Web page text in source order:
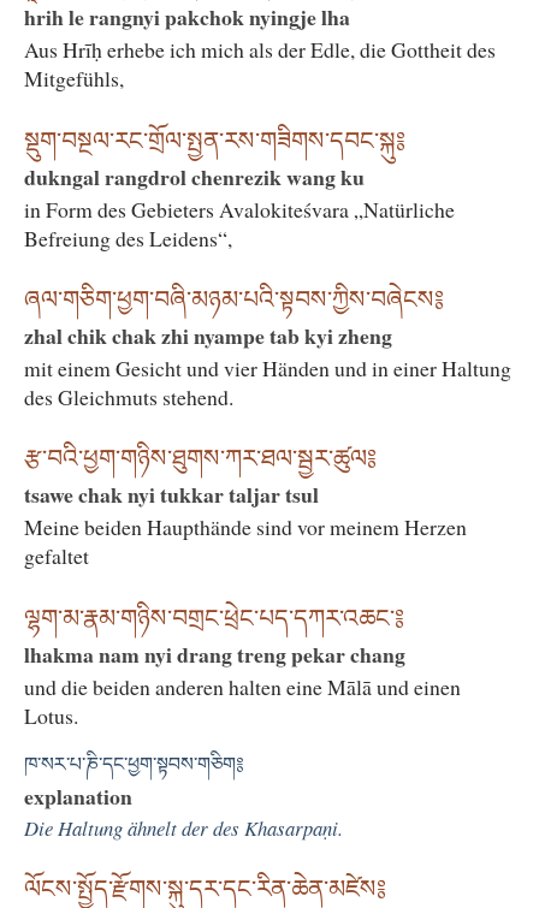
hrih le rangnyi pakchok nyingje lha
Aus Hrīḥ erhebe ich mich als der Edle, die Gottheit des
Mitgefühls,
སྡུག་བསྔལ་རང་གྲོལ་སྤྱན་རས་གཟིགས་དབང་སྐུ༔
dukngal rangdrol chenrezik wang ku
in Form des Gebieters Avalokiteśvara „Natürliche
Befreiung des Leidens“,
ཞལ་གཅིག་ཕྱག་བཞི་མཉམ་པའི་སྟབས་ཀྱིས་བཞེངས༔
zhal chik chak zhi nyampe tab kyi zheng
mit einem Gesicht und vier Händen und in einer Haltung
des Gleichmuts stehend.
རྩ་བའི་ཕྱག་གཉིས་ཐུགས་ཀར་ཐལ་སྦྱར་ཚུལ༔
tsawe chak nyi tukkar taljar tsul
Meine beiden Haupthände sind vor meinem Herzen
gefaltet
ལྷག་མ་རྣམ་གཉིས་བགྲང་ཕྲེང་པད་དཀར་འཆང་༔
lhakma nam nyi drang treng pekar chang
und die beiden anderen halten eine Mālā und einen
Lotus.
ཁ་སར་པ་ཎི་དང་ཕྱག་སྟབས་གཅིག༔
explanation
Die Haltung ähnelt der des Khasarpaṇi.
ལོངས་སྤྱོད་རྫོགས་སྐུ་དར་དང་རིན་ཆེན་མཛེས༔